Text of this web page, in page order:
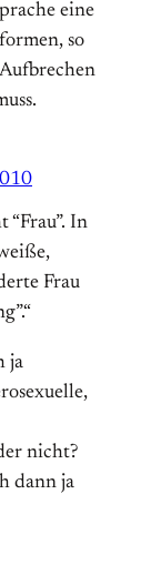
eine
so
“Frau”. In
Frau
ja
nicht?
dann ja